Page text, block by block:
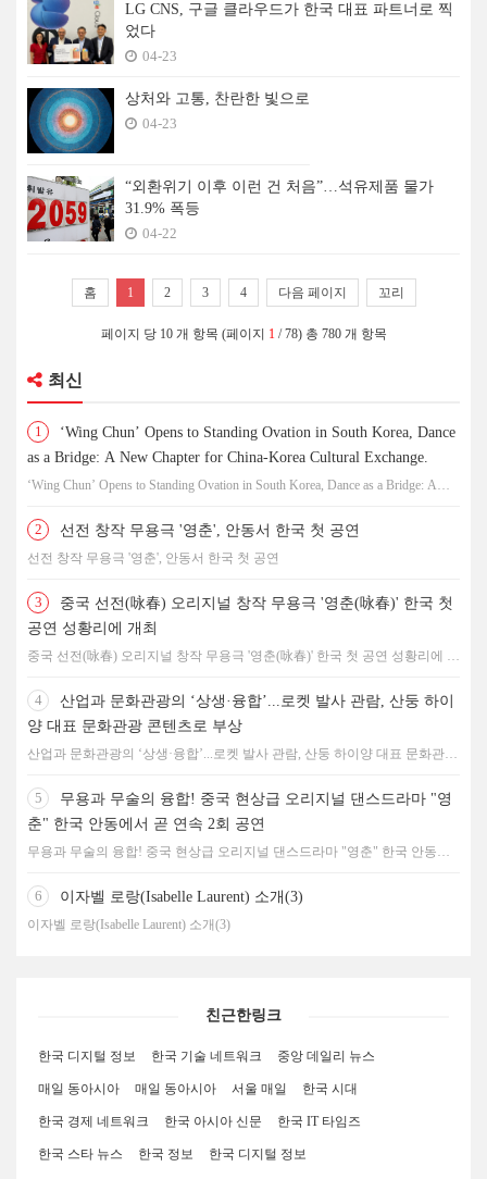
LG CNS, 구글 클라우드가 한국 대표 파트너로 찍
었다
04-23
상처와 고통, 찬란한 빛으로
04-23
“외환위기 이후 이런 건 처음”…석유제품 물가
31.9% 폭등
04-22
홈 1 2 3 4 다음 페이지 꼬리
페이지 당 10 개 항목 (페이지 1/ 78) 총 780 개 항목
최신
1
‘Wing Chun’ Opens to Standing Ovation in South Korea, Dance
as a Bridge: A New Chapter for China-Korea Cultural Exchange.
‘Wing Chun’ Opens to Standing Ovation in South Korea, Dance as a Bridge: A
2 선전 창작 무용극 '영춘', 안동서 한국 첫 공연
선전 창작 무용극 '영춘', 안동서 한국 첫 공연
3
중국 선전(咏春) 오리지널 창작 무용극 '영춘(咏春)' 한국 첫
공연 성황리에 개최
중국 선전(咏春) 오리지널 창작 무용극 '영춘(咏春)' 한국 첫 공연 성황리에 개
4
산업과 문화관광의 ‘상생·융합’...로켓 발사 관람, 산둥 하이
양 대표 문화관광 콘텐츠로 부상
산업과 문화관광의 ‘상생·융합’...로켓 발사 관람, 산둥 하이양 대표 문화관광
5
무용과 무술의 융합! 중국 현상급 오리지널 댄스드라마 "영
춘" 한국 안동에서 곧 연속 2회 공연
무용과 무술의 융합! 중국 현상급 오리지널 댄스드라마 "영춘" 한국 안동에
6 이자벨 로랑(Isabelle Laurent) 소개(3)
이자벨 로랑(Isabelle Laurent) 소개(3)
친근한링크
한국 디지털 정보 한국 기술 네트워크 중앙 데일리 뉴스
매일 동아시아 매일 동아시아 서울 매일 한국 시대
한국 경제 네트워크 한국 아시아 신문 한국 IT 타임즈
한국 스타 뉴스 한국 정보 한국 디지털 정보